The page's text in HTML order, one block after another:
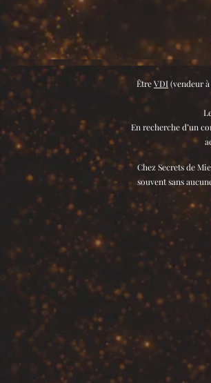
ÊtreVDI(vendeur
En recherche d’un
Chez Secrets de
souvent sans